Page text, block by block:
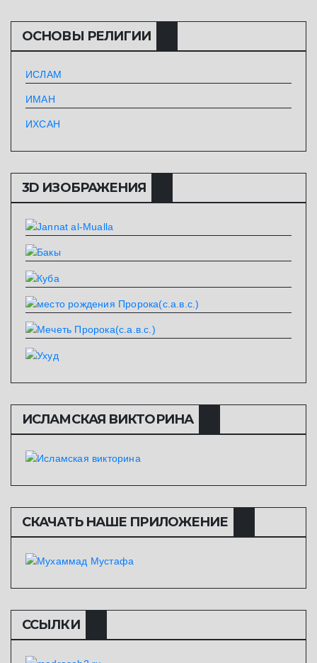
ОСНОВЫ РЕЛИГИИ
ИСЛАМ
ИМАН
ИХСАН
3D ИЗОБРАЖЕНИЯ
ИСЛАМСКАЯ ВИКТОРИНА
СКАЧАТЬ НАШЕ ПРИЛОЖЕНИЕ
ССЫЛКИ